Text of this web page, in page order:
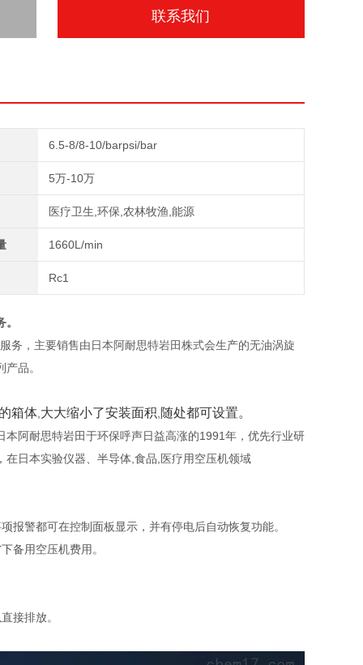
联系我们
6.5-8/8-10/barpsi/bar
5万-10万
医疗卫生,环保,农林牧渔,能源
1660L/min
Rc1
务，主要销售由日本阿耐思特岩田株式会生产的无油涡旋
品。
箱体 大大缩小了安装面积 随处都可设置。
阿耐思特岩田于环保呼声日益高涨的1991年，优先行业研
在日本实验仪器、半导体 食品 医疗用空压机领域
报警都可在控制面板显示，并有停电后自动恢复功能。
备用空压机费用。
接排放。